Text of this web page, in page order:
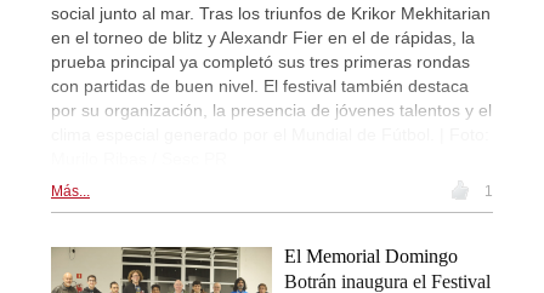
social junto al mar. Tras los triunfos de Krikor Mekhitarian
en el torneo de blitz y Alexandr Fier en el de rápidas, la
prueba principal ya completó sus tres primeras rondas
con partidas de buen nivel. El festival también destaca
por su organización, la presencia de jóvenes talentos y el
Más... 1
El Memorial Domingo
Botrán inaugura el Festival